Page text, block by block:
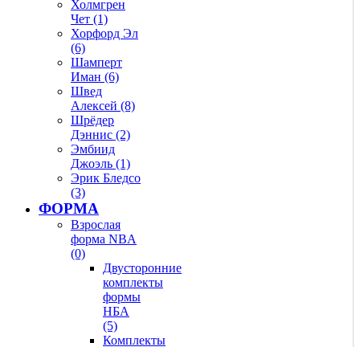
Холмгрен
Чет (1)
Хорфорд Эл
(6)
Шамперт
Иман (6)
Швед
Алексей (8)
Шрёдер
Дэннис (2)
Эмбиид
Джоэль (1)
Эрик Бледсо
(3)
ФОРМА
Взрослая
форма NBA
(0)
Двусторонние
комплекты
формы
НБА
(5)
Комплекты